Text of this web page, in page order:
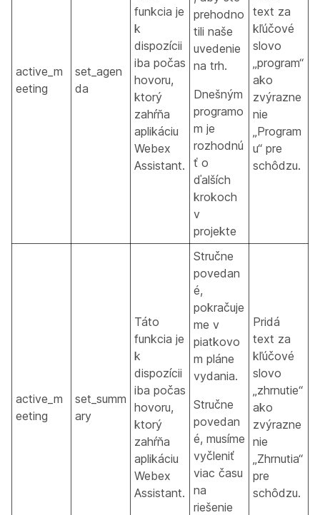
active_m
eeting
set_agen
da
funkcia je
k
dispozícii
iba počas
hovoru,
ktorý
zahŕňa
aplikáciu
Webex
Assistant.
prehodno
tili naše
uvedenie
na trh.
Dnešným
programo
m je
rozhodnú
ť o
ďalších
krokoch
v
projekte
text za
kľúčové
slovo
„program“
ako
zvýrazne
nie
„Program
u“ pre
schôdzu.
active_m
eeting
set_summ
ary
Táto
funkcia je
k
dispozícii
iba počas
hovoru,
ktorý
zahŕňa
aplikáciu
Webex
Assistant.
Stručne
povedan
é,
pokračuje
me v
piatkovo
m pláne
vydania.
Stručne
povedan
é, musíme
vyčleniť
viac času
na
riešenie
Pridá
text za
kľúčové
slovo
„zhrnutie“
ako
zvýrazne
nie
„Zhrnutia“
pre
schôdzu.